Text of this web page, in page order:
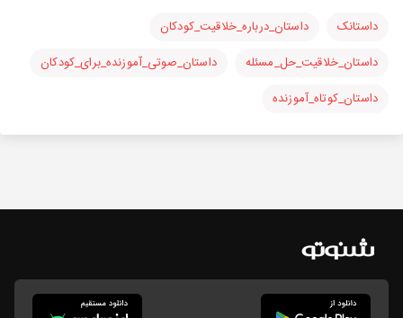
داستانک
داستان_درباره_خلاقیت_کودکان
داستان_خلاقیت_حل_مسئله
داستان_صوتی_آموزنده_برای_کودکان
داستان_کوتاه_آموزنده